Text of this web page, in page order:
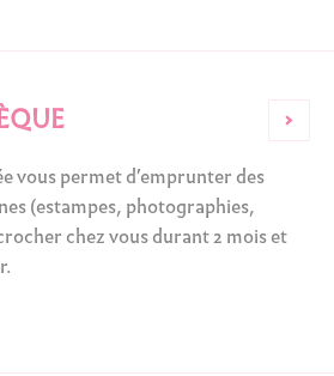
vous permet d’emprunter des
(estampes, photographies,
chez vous durant 2 mois et